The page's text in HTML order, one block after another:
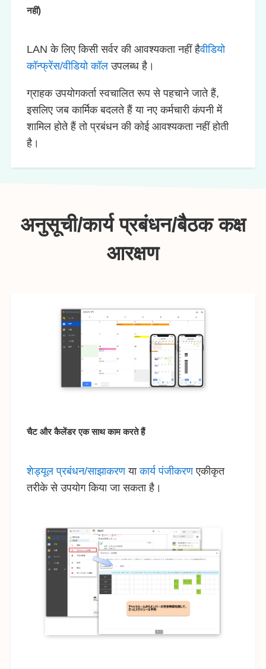
नहीं)
LAN के लिए किसी सर्वर की आवश्यकता नहीं हैवीडियो
कॉन्फ्रेंस/वीडियो कॉलउपलब्ध है।
ग्राहक उपयोगकर्ता स्वचालित रूप से पहचाने जाते हैं,
इसलिए जब कार्मिक बदलते हैं या नए कर्मचारी कंपनी में
शामिल होते हैं तो प्रबंधन की कोई आवश्यकता नहीं होती
है।
अनुसूची/कार्य प्रबंधन/बैठक कक्ष
आरक्षण
चैट और कैलेंडर एक साथ काम करते हैं
शेड्यूल प्रबंधन/साझाकरणयाकार्य पंजीकरणएकीकृत
तरीके से उपयोग किया जा सकता है।